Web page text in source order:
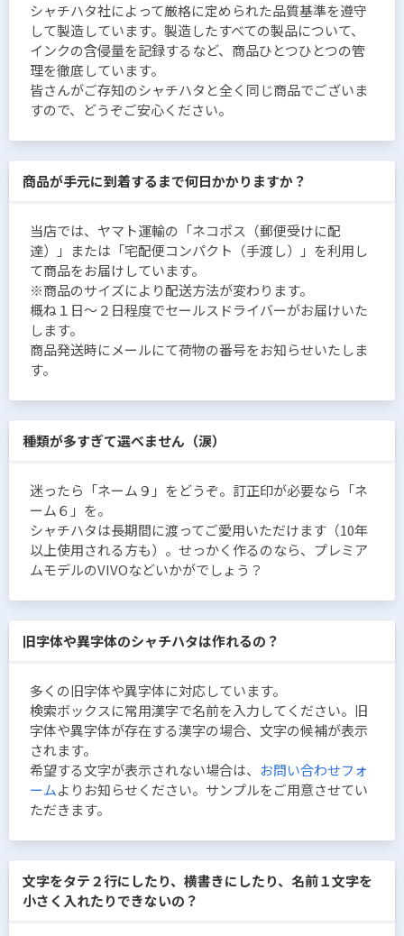
シャチハタ社によって厳格に定められた品質基準を遵守
して製造しています。製造したすべての製品について、
インクの含侵量を記録するなど、商品ひとつひとつの管
理を徹底しています。
皆さんがご存知のシャチハタと全く同じ商品でございま
すので、どうぞご安心ください。
商品が手元に到着するまで何日かかりますか？
当店では、ヤマト運輸の「ネコポス（郵便受けに配
達）」または「宅配便コンパクト（手渡し）」を利用し
て商品をお届けしています。
※商品のサイズにより配送方法が変わります。
概ね１日〜２日程度でセールスドライバーがお届けいた
します。
商品発送時にメールにて荷物の番号をお知らせいたしま
す。
種類が多すぎて選べません（涙）
迷ったら「ネーム９」をどうぞ。訂正印が必要なら「ネ
ーム６」を。
シャチハタは長期間に渡ってご愛用いただけます（10年
以上使用される方も）。せっかく作るのなら、プレミア
ムモデルのVIVOなどいかがでしょう？
旧字体や異字体のシャチハタは作れるの？
多くの旧字体や異字体に対応しています。
検索ボックスに常用漢字で名前を入力してください。旧
字体や異字体が存在する漢字の場合、文字の候補が表示
されます。
希望する文字が表示されない場合は、 お問い合わせフォ
ームよりお知らせください。サンプルをご用意させてい
ただきます。
文字をタテ２行にしたり、横書きにしたり、名前１文字を
小さく入れたりできないの？